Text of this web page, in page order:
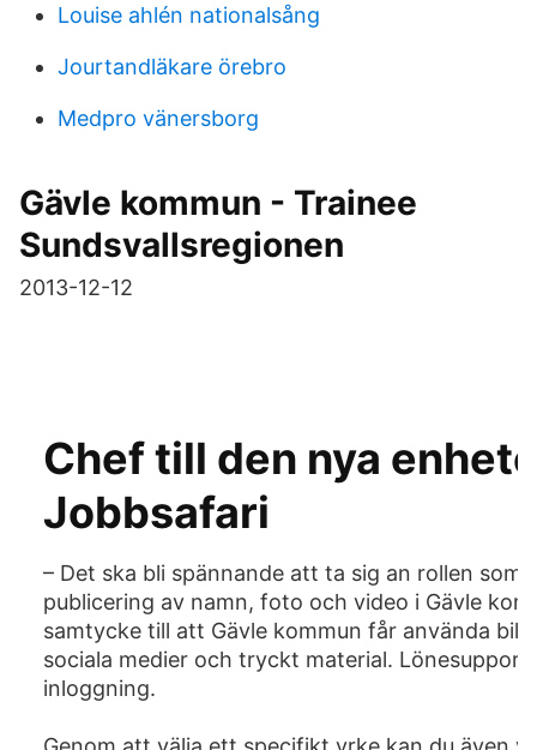
Louise ahlén nationalsång
Jourtandläkare örebro
Medpro vänersborg
Gävle kommun - Trainee
Sundsvallsregionen
2013-12-12
Chef till den nya
Jobbsafari
– Det ska bli spännande att ta sig an rollen
publicering av namn, foto och video i Gävle
samtycke till att Gävle kommun får använda
sociala medier och tryckt material.
inloggning.